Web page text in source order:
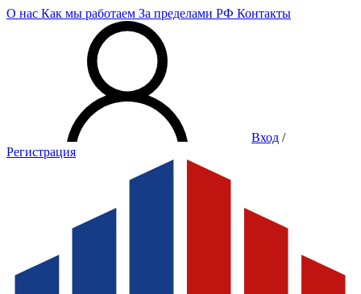
О нас Как мы работаем За пределами РФ Контакты
Вход /
Регистрация